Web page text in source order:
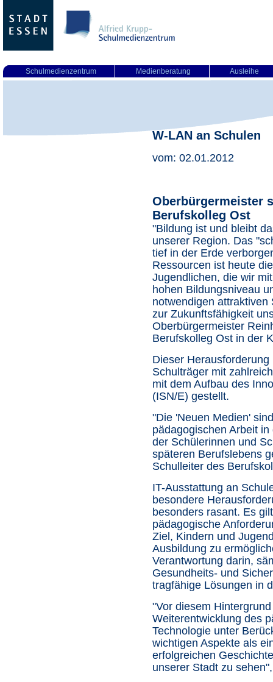
Schulmedienzentrum Medienberatung Ausleihe
W-LAN an Schulen
vom: 02.01.2012
Oberbürgermeister
Berufskolleg Ost
"Bildung ist und bleibt
unserer Region. Das
tief in der Erde
Ressourcen ist heute
Jugendlichen, die wir
hohen Bildungsniveau
notwendigen
zur Zukunftsfähigkeit
Oberbürgermeister
Berufskolleg Ost in der
Dieser
Schulträger mit
mit dem Aufbau des
(ISN/E) gestellt.
"Die 'Neuen Medien'
pädagogischen Arbeit
der Schülerinnen und
späteren Berufslebens
Schulleiter des
IT-Ausstattung an
besondere
besonders rasant. Es
pädagogische
Ziel, Kindern und
Ausbildung zu
Verantwortung darin,
Gesundheits- und
tragfähige Lösungen in
"Vor diesem
Weiterentwicklung des
Technologie unter
wichtigen Aspekte als
erfolgreichen
unserer Stadt zu